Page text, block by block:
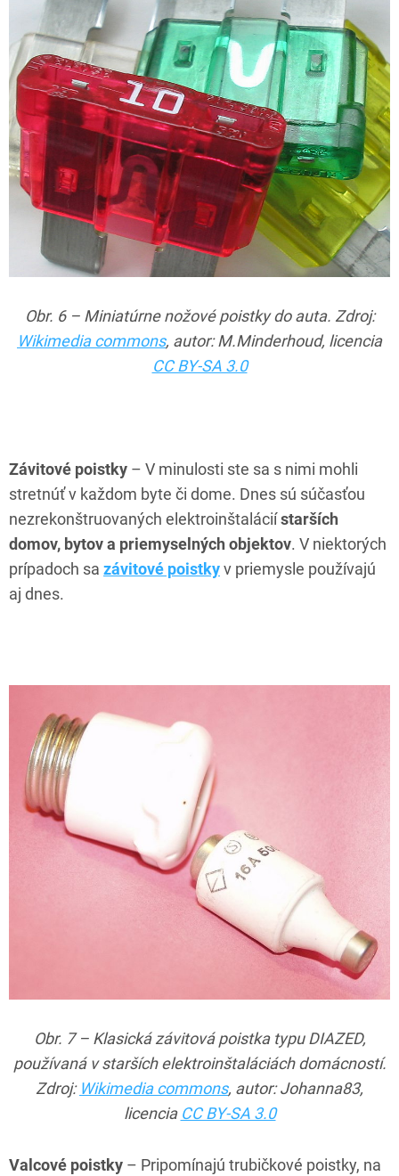
Obr. 6 – Miniatúrne nožové poistky do auta. Zdroj:
Wikimedia commons, autor: M.Minderhoud, licencia
CC BY-SA 3.0
Závitové poistky – V minulosti ste sa s nimi mohli
stretnúť v každom byte či dome. Dnes sú súčasťou
nezrekonštruovaných elektroinštaláciístarších
domov, bytov a priemyselných objektov. V niektorých
prípadoch sa závitové poistkyv priemysle používajú
aj dnes.
Obr. 7 – Klasická závitová poistka typu DIAZED,
používaná v starších elektroinštaláciách domácností.
Zdroj: Wikimedia commons, autor: Johanna83,
licencia CC BY-SA 3.0
Valcové poistky – Pripomínajú trubičkové poistky, na